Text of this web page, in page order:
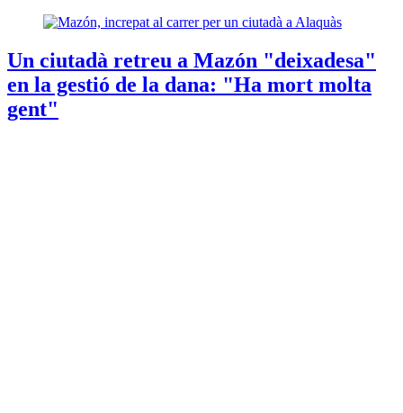
Un ciutadà retreu a Mazón "deixadesa"
en la gestió de la dana: "Ha mort molta
gent"